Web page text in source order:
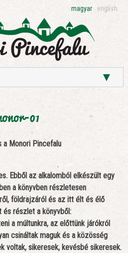
magyar english
▼
01
a Monori Pincefalu
Ebből az alkalomból elkészült egy
a könyvben részletesen
földrajzáról és az itt élt és élő
és részlet a könyvből:
a múltunkra, az előttünk járókról
csináltak maguk és a közösség
voltak, sikeresek, kevésbé sikeresek.